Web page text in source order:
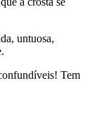
untuosa,
Tem